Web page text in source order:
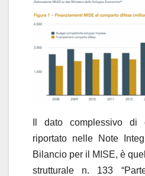
Il dato complessivo di
riportato nelle Note
Bilancio per il MISE, è
strutturale n. 133